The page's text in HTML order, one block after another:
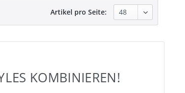
Artikel pro Seite:
KOMBINIEREN!